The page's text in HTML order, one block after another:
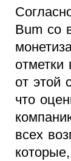
Bum со
от этой
что
всех